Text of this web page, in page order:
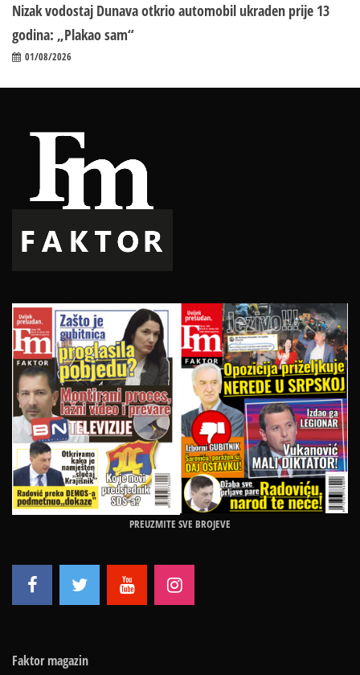
Nizak vodostaj Dunava otkrio automobil ukraden prije 13
godina: „Plakao sam“
01/08/2026
PREUZMITE SVE BROJEVE
Faktor magazin